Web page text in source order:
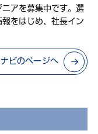
アを募集中です。選
をはじめ、社長イン
ビのページへ